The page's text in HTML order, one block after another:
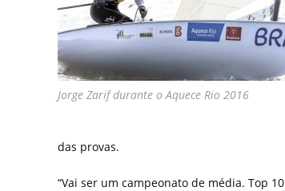
Jorge Zarif durante o Aquece Rio 2016
das provas.
“Vai ser um campeonato de média. Top